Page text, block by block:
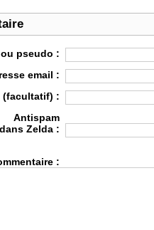
ou pseudo :
email :
Site web (facultatif) :
Antispam
Zelda :
: